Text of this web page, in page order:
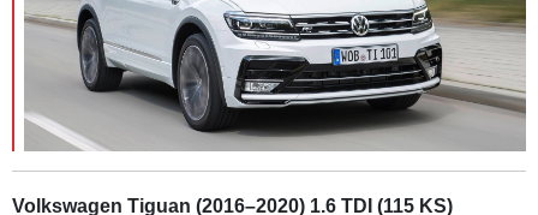
Volkswagen Tiguan (2016–2020) 1.6 TDI (115 KS)